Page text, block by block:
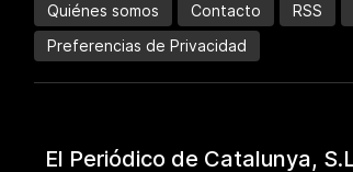
Quiénes somos Contacto RSS
Preferencias de Privacidad